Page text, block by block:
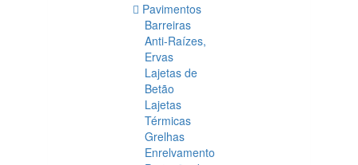
Pavimentos
Barreiras
Anti-Raízes,
Ervas
Lajetas de
Betão
Lajetas
Térmicas
Grelhas
Enrelvamento